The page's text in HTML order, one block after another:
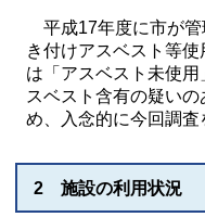
平成17年度に市が管
き付けアスベスト等
は「アスベスト未使
スベスト含有の疑い
め、入念的に今回調査
2 施設の利用状況